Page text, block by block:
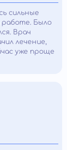
сильные
Было
Врач
лечение,
уже проще